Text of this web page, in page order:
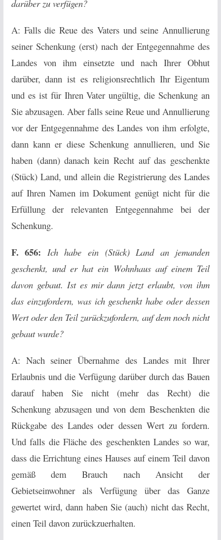
darüber zu verfügen?
A: Falls die Reue des Vaters und seine Annullierung
seiner Schenkung (erst) nach der Entgegennahme des
Landes von ihm einsetzte und nach Ihrer Obhut
darüber, dann ist es religionsrechtlich Ihr Eigentum
und es ist für Ihren Vater ungültig, die Schenkung an
Sie abzusagen. Aber falls seine Reue und Annullierung
vor der Entgegennahme des Landes von ihm erfolgte,
dann kann er diese Schenkung annullieren, und Sie
haben (dann) danach kein Recht auf das geschenkte
(Stück) Land, und allein die Registrierung des Landes
auf Ihren Namen im Dokument genügt nicht für die
Erfüllung der relevanten Entgegennahme bei der
Schenkung.
F. 656: Ich habe ein (Stück) Land an jemanden
geschenkt, und er hat ein Wohnhaus auf einem Teil
davon gebaut. Ist es mir dann jetzt erlaubt, von ihm
das einzufordern, was ich geschenkt habe oder dessen
Wert oder den Teil zurückzufordern, auf dem noch nicht
gebaut wurde?
A: Nach seiner Übernahme des Landes mit Ihrer
Erlaubnis und die Verfügung darüber durch das Bauen
darauf haben Sie nicht (mehr das Recht) die
Schenkung abzusagen und von dem Beschenkten die
Rückgabe des Landes oder dessen Wert zu fordern.
Und falls die Fläche des geschenkten Landes so war,
dass die Errichtung eines Hauses auf einem Teil davon
gemäß dem Brauch nach Ansicht der
Gebietseinwohner als Verfügung über das Ganze
gewertet wird, dann haben Sie (auch) nicht das Recht,
einen Teil davon zurückzuerhalten.